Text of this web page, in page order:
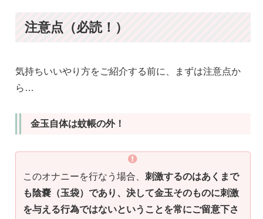
注意点（必読！）
気持ちいいやり方をご紹介する前に、まずは注意点か
ら…
金玉自体は蚊帳の外！
このオナニーを行なう場合、 刺激するのはあくまで
も陰嚢（玉袋）であり、決して金玉そのものに刺激
を与える行為ではないということを常にご留意下さ